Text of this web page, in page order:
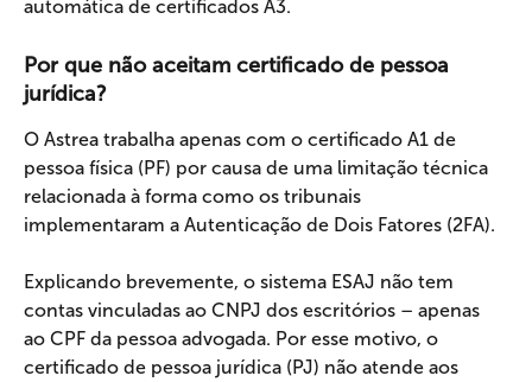
automática de certificados A3.
Por que não aceitam certificado de pessoa
jurídica?
O Astrea trabalha apenas com o certificado A1 de
pessoa física (PF) por causa de uma limitação técnica
relacionada à forma como os tribunais
implementaram a Autenticação de Dois Fatores (2FA).
Explicando brevemente, o sistema ESAJ não tem
contas vinculadas ao CNPJ dos escritórios – apenas
ao CPF da pessoa advogada. Por esse motivo, o
certificado de pessoa jurídica (PJ) não atende aos